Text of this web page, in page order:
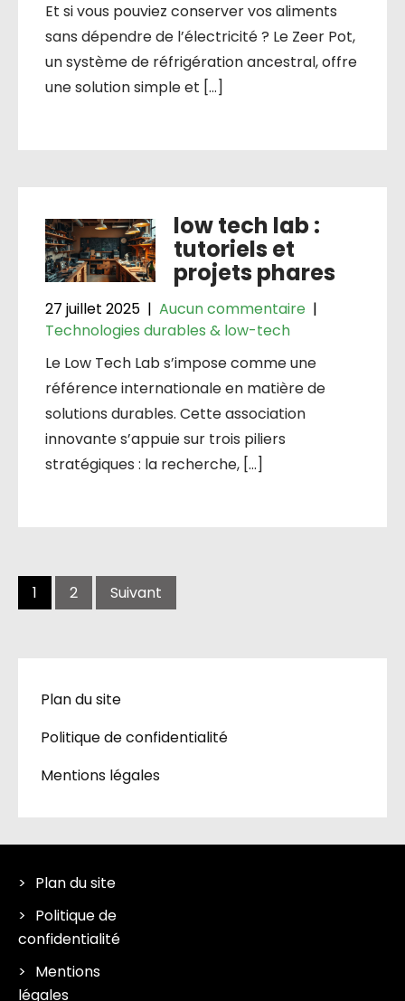
Et si vous pouviez conserver vos aliments
sans dépendre de l’électricité ? Le Zeer Pot,
un système de réfrigération ancestral, offre
une solution simple et […]
low tech lab :
tutoriels et
projets phares
27 juillet 2025 | Aucun commentaire |
Technologies durables & low-tech
Le Low Tech Lab s’impose comme une
référence internationale en matière de
solutions durables. Cette association
innovante s’appuie sur trois piliers
stratégiques : la recherche, […]
1 2 Suivant
Plan du site
Politique de confidentialité
Mentions légales
Plan du site
Politique de
confidentialité
Mentions
légales